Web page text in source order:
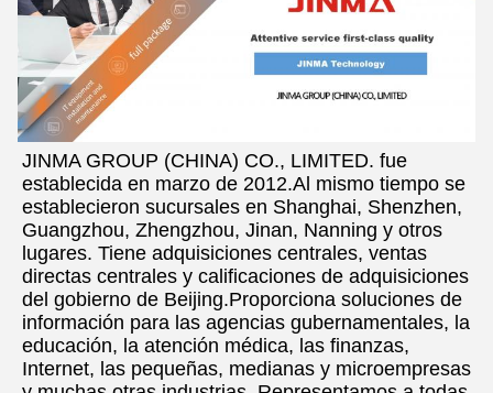
JINMA GROUP (CHINA) CO., LIMITED. fue
establecida en marzo de 2012.Al mismo tiempo se
establecieron sucursales en Shanghai, Shenzhen,
Guangzhou, Zhengzhou, Jinan, Nanning y otros
lugares. Tiene adquisiciones centrales, ventas
directas centrales y calificaciones de adquisiciones
del gobierno de Beijing.Proporciona soluciones de
información para las agencias gubernamentales, la
educación, la atención médica, las finanzas,
Internet, las pequeñas, medianas y microempresas